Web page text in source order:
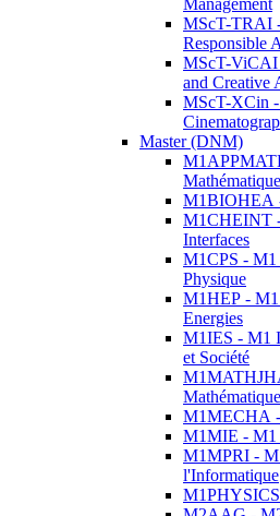
Management
MScT-TRAI
Responsible
MScT-ViCAI
and Creative
MScT-XCin
Master (DNM)
M1BIOHEA
M1CHEINT
Interfaces
M1CPS - M1
Physique
M1HEP - M1
Energies
M1IES - M1
et Société
M1MECHA
M1MIE - M1
M1MPRI -
l'Informatique